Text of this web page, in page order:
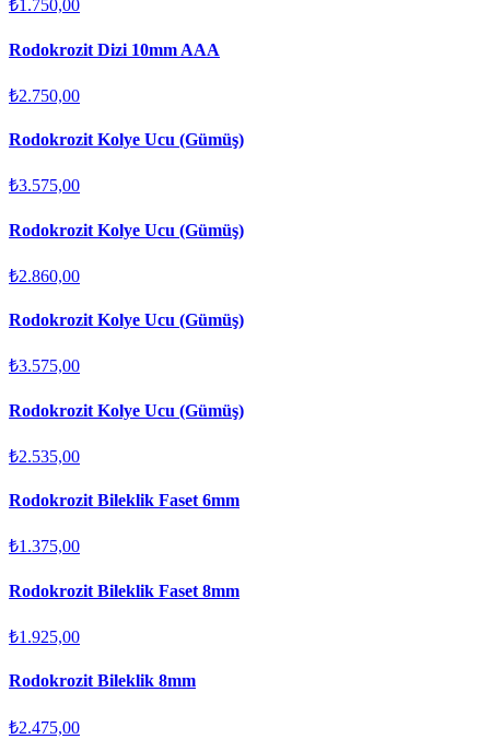
₺1.750,00
Rodokrozit Dizi 10mm AAA
₺2.750,00
Rodokrozit Kolye Ucu (Gümüş)
₺3.575,00
Rodokrozit Kolye Ucu (Gümüş)
₺2.860,00
Rodokrozit Kolye Ucu (Gümüş)
₺3.575,00
Rodokrozit Kolye Ucu (Gümüş)
₺2.535,00
Rodokrozit Bileklik Faset 6mm
₺1.375,00
Rodokrozit Bileklik Faset 8mm
₺1.925,00
Rodokrozit Bileklik 8mm
₺2.475,00